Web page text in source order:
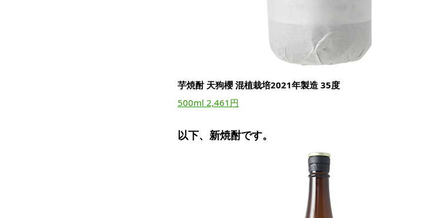
芋焼酎 天狗櫻 混植栽培2021年製造 35度
500ml 2,461円
以下、新焼酎です。